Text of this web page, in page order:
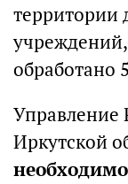
территории
учреждений,
обработано
Управление
Иркутской